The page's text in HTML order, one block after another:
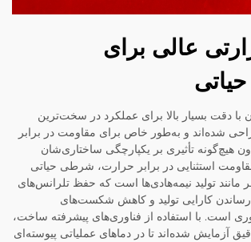
عالی برای
با دقت بسیار بالا برای عملکرد در سخت‌ترین
شده‌اند و به‌طور خاص برای مقاومت در برابر
هیچ‌گونه تأثیری بر یکپارچگی ساختاری‌شان
استثنایی در برابر حرارت، شرطی حیاتی
تولید نیمه‌هادی‌ها است که حفظ تلرانس‌های
رساندن کارایی تولید و کاهش شکست‌های
است. با استفاده از فناوری‌های پیشرفته ساخت،
آزمایش شده‌اند تا در دماهای عملیاتی پیوسته‌ای